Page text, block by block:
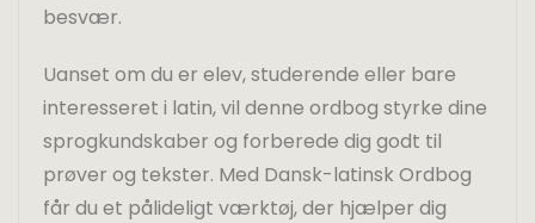
besvær.
Uanset om du er elev, studerende eller bare
interesseret i latin, vil denne ordbog styrke dine
sprogkundskaber og forberede dig godt til
prøver og tekster. Med Dansk-latinsk Ordbog
får du et pålideligt værktøj, der hjælper dig